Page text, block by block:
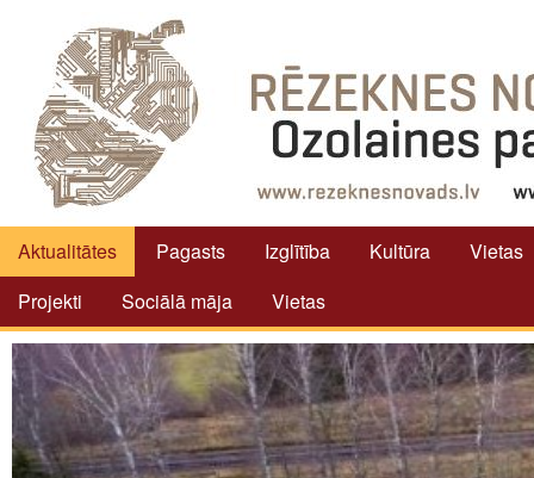
Aktualitātes Pagasts Izglītība Kultūra
Vietas
Projekti
Sociālā māja Vietas